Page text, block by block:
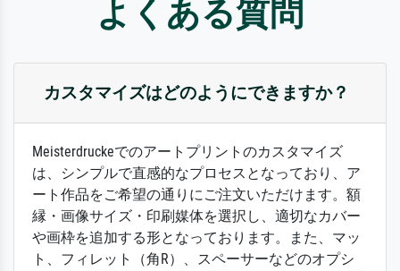
よくある質問
カスタマイズはどのようにできますか？
Meisterdruckeでのアートプリントのカスタマイズ
は、シンプルで直感的なプロセスとなっており、ア
ート作品をご希望の通りにご注文いただけます。額
縁・画像サイズ・印刷媒体を選択し、適切なカバー
や画枠を追加する形となっております。また、マッ
ト、フィレット（角R）、スペーサーなどのオプシ